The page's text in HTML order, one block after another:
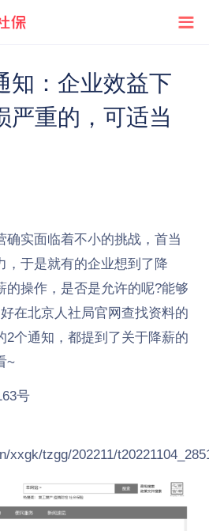
知：企业效益下
严重的，可适当
确实面临着不小的挑战，首当
，于是就有的企业想到了降
的操作，是否是允许的呢?能够
在北京人社局官网查找资料的
2个通知，都提到了关于降薪的
~
号
xxgk/tzgg/202211/